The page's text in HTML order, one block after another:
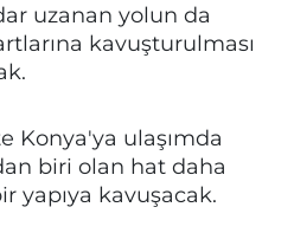
uzanan yolun da
kavuşturulması
Konya'ya ulaşımda
biri olan hat daha
yapıya kavuşacak.